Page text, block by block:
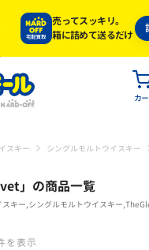
売ってスッキリ。
箱に詰めて送るだけ
カ
スキー シングルモルトウイスキー
」 の商品一覧
スキー,シングルモルトウイスキー
を表示